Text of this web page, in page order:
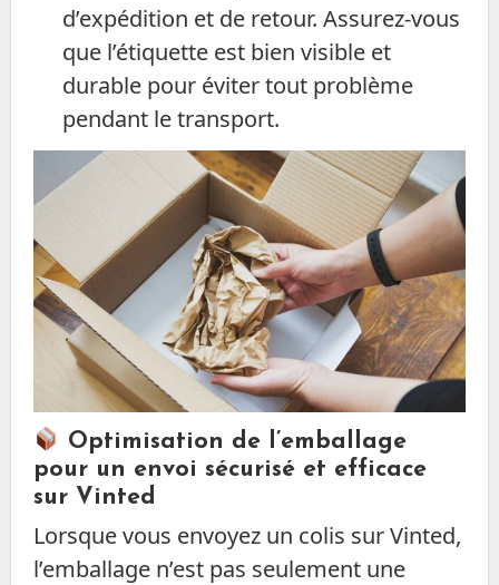
d’expédition et de retour. Assurez-vous
que l’étiquette est bien visible et
durable pour éviter tout problème
pendant le transport.
Optimisation de l’emballage
pour un envoi sécurisé et efficace
sur Vinted
Lorsque vous envoyez un colis sur Vinted,
l’emballage n’est pas seulement une